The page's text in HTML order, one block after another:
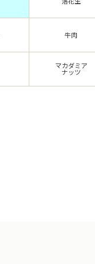
牛肉
マカダミア
ナッツ